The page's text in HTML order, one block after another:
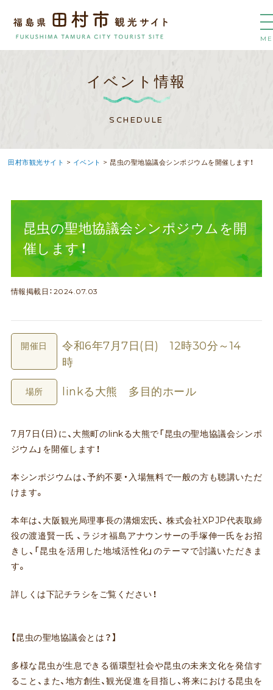
イベント情報
SCHEDULE
田村市観光サイト > イベント > 昆虫の聖地協議会シンポジウムを開催します！
昆虫の聖地協議会シンポジウムを開
催します！
情報掲載日：2024.07.03
開催日
令和6年7月7日(日) 12時30分～14
時
場所 linkる大熊 多目的ホール
7月7日（日）に、大熊町のlinkる大熊で「昆虫の聖地協議会シンポ
ジウム」を開催します！
本シンポジウムは、予約不要・入場無料で一般の方も聴講いただ
けます。
本年は、大阪観光局理事長の溝畑宏氏、 株式会社XPJP代表取締
役の渡邉賢一氏 、ラジオ福島アナウンサーの手塚伸一氏をお招
きし、「昆虫を活用した地域活性化」のテーマで討議いただきま
す。
詳しくは下記チラシをご覧ください！
【昆虫の聖地協議会とは？】
多様な昆虫が生息できる循環型社会や昆虫の未来文化を発信す
ること、また、地方創生、観光促進を目指し、将来における昆虫を